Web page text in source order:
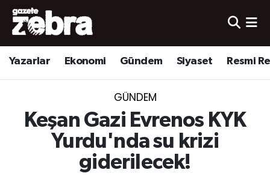
Yazarlar Ekonomi Gündem Siyaset Resmi
GÜNDEM
Keşan Gazi Evrenos KYK
Yurdu'nda su krizi
giderilecek!
Yazarlar
Ekonomi
Yerel
Nöbetçi Eczaneler
Hava Durumu
Süper Lig Puan Durumu ve Fikstür
Tüm Manşetler